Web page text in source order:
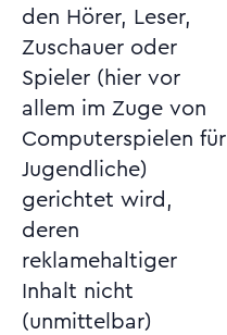
den Hörer, Leser,
Zuschauer oder
Spieler (hier vor
allem im Zuge von
Computerspielen für
Jugendliche)
gerichtet wird,
deren
reklamehaltiger
Inhalt nicht
(unmittelbar)
(etwa bei
Börsenspielen für
Jugendliche) mehr
auf offene Werbung.
Siehe
Kultursponsoring,
Product Placement,